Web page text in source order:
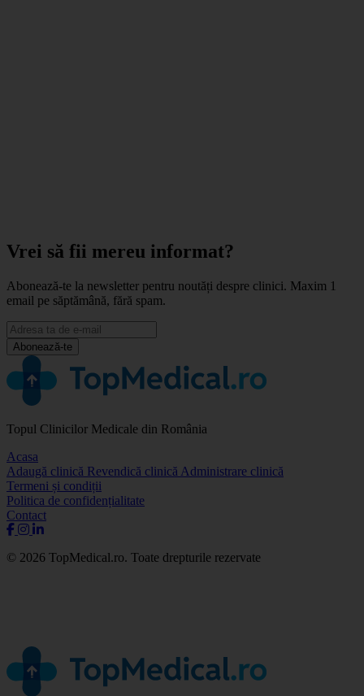
Vrei să fii mereu informat?
Abonează-te la newsletter pentru noutăți despre clinici. Maxim 1
email pe săptămână, fără spam.
Abonează-te
Topul Clinicilor Medicale din România
Acasa
Adaugă clinică Revendică clinică Administrare clinică
Termeni și condiții
Politica de confidențialitate
Contact
© 2026 TopMedical.ro. Toate drepturile rezervate